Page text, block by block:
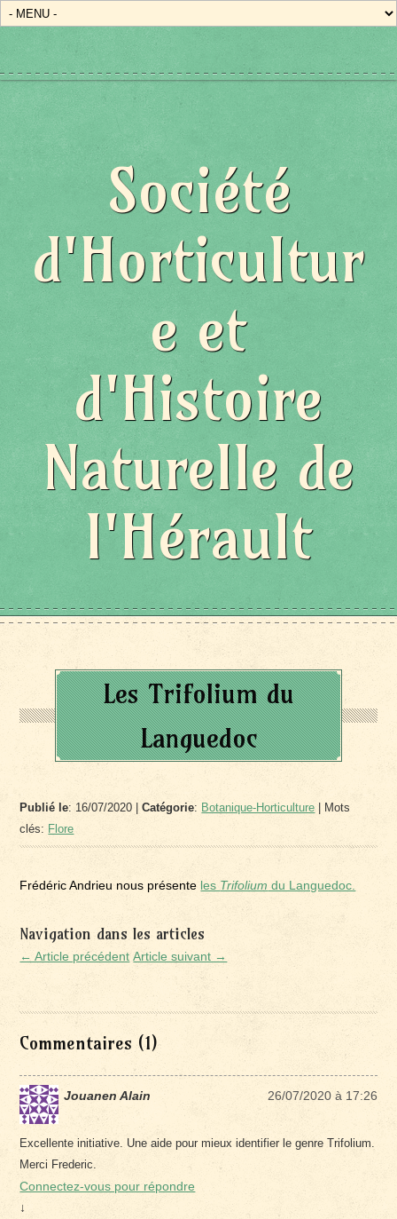
Société
d'Horticultur
e et
d'Histoire
Naturelle de
l'Hérault
Les Trifolium du
Languedoc
Publié le: 16/07/2020 |Catégorie: Botanique-Horticulture | Mots
clés: Flore
Frédéric Andrieu nous présente les Trifolium du Languedoc.
Navigation dans les articles
← Article précédent Article suivant →
Commentaires (1)
Jouanen Alain 26/07/2020 à 17:26
Excellente initiative. Une aide pour mieux identifier le genre Trifolium.
Merci Frederic.
Connectez-vous pour répondre
↓